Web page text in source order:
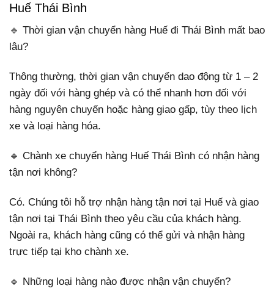
Huế Thái Bình
🔹 Thời gian vận chuyển hàng Huế đi Thái Bình mất bao
lâu?
Thông thường, thời gian vận chuyển dao động từ 1 – 2
ngày đối với hàng ghép và có thể nhanh hơn đối với
hàng nguyên chuyến hoặc hàng giao gấp, tùy theo lịch
xe và loại hàng hóa.
🔹 Chành xe chuyển hàng Huế Thái Bình có nhận hàng
tận nơi không?
Có. Chúng tôi hỗ trợ nhận hàng tận nơi tại Huế và giao
tận nơi tại Thái Bình theo yêu cầu của khách hàng.
Ngoài ra, khách hàng cũng có thể gửi và nhận hàng
trực tiếp tại kho chành xe.
🔹 Những loại hàng nào được nhận vận chuyển?